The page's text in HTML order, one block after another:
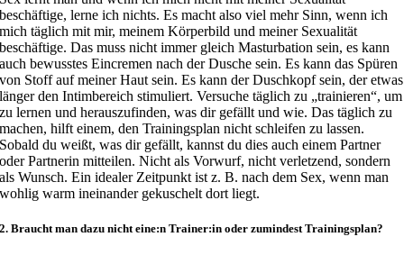
beschäftige, lerne ich nichts. Es macht also viel mehr Sinn, wenn ich
mich täglich mit mir, meinem Körperbild und meiner Sexualität
beschäftige. Das muss nicht immer gleich Masturbation sein, es kann
auch bewusstes Eincremen nach der Dusche sein. Es kann das Spüren
von Stoff auf meiner Haut sein. Es kann der Duschkopf sein, der etwas
länger den Intimbereich stimuliert. Versuche täglich zu „trainieren“, um
zu lernen und herauszufinden, was dir gefällt und wie. Das täglich zu
machen, hilft einem, den Trainingsplan nicht schleifen zu lassen.
Sobald du weißt, was dir gefällt, kannst du dies auch einem Partner
oder Partnerin mitteilen. Nicht als Vorwurf, nicht verletzend, sondern
als Wunsch. Ein idealer Zeitpunkt ist z. B. nach dem Sex, wenn man
wohlig warm ineinander gekuschelt dort liegt.
2. Braucht man dazu nicht eine:n Trainer:in oder zumindest Trainingsplan?